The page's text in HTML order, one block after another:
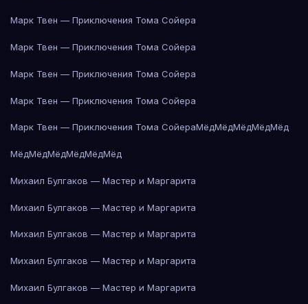
Марк Твен — Приключения Тома Сойера
Марк Твен — Приключения Тома Сойера
Марк Твен — Приключения Тома Сойера
Марк Твен — Приключения Тома Сойера
Марк Твен — Приключения Тома СойераМёдМёдМёдМёдМёд
МёдМёдМёдМёдМёдМёд
Михаил Булгаков — Мастер и Маргарита
Михаил Булгаков — Мастер и Маргарита
Михаил Булгаков — Мастер и Маргарита
Михаил Булгаков — Мастер и Маргарита
Михаил Булгаков — Мастер и Маргарита